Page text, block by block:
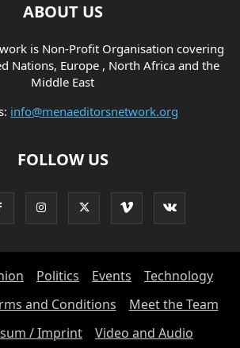
ABOUT US
is Non-Profit Organisation covering
Nations, Europe , North Africa and the
Middle East
info@menaeditorsnetwork.org
FOLLOW US
Politics Events
Technology
and Conditions
Meet the Team
/ Imprint
Video and Audio